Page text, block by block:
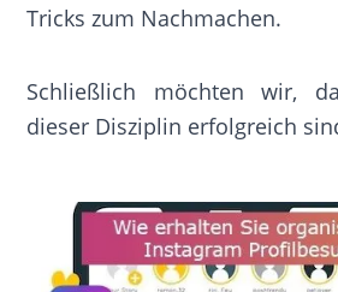
Tricks zum Nachmachen.
Schließlich möchten wir,
dieser Disziplin erfolgreich